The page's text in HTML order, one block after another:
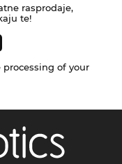
rasprodaje,
te!
of your